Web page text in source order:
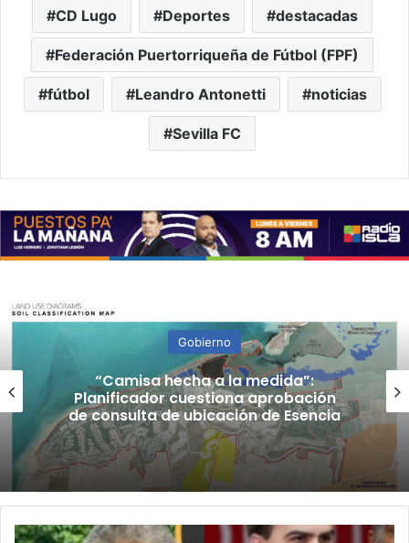
CD Lugo Deportes destacadas
Federación Puertorriqueña de Fútbol (FPF)
fútbol Leandro Antonetti noticias
Sevilla FC
Gobierno
“Camisa hecha a la medida”:
Planificador cuestiona aprobación
de consulta de ubicación de Esencia
Aspirantes